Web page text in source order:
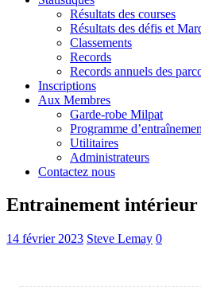
Résultats des courses
Résultats des défis et
Classements
Records
Records annuels des
Inscriptions
Aux Membres
Garde-robe Milpat
Programme
Utilitaires
Administrateurs
Contactez nous
Entrainement intérieur
14 février 2023 Steve Lemay 0